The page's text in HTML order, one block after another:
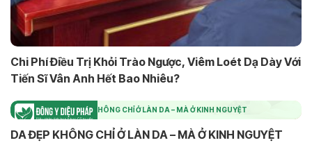
Chi Phí Điều Trị Khỏi Trào Ngược, Viêm Loét Dạ Dày Với
Tiến Sĩ Vân Anh Hết Bao Nhiêu?
DA ĐẸP KHÔNG CHỈ Ở LÀN DA – MÀ Ở KINH NGUYỆT
DA ĐẸP KHÔNG CHỈ Ở LÀN DA – MÀ Ở KINH NGUYỆT